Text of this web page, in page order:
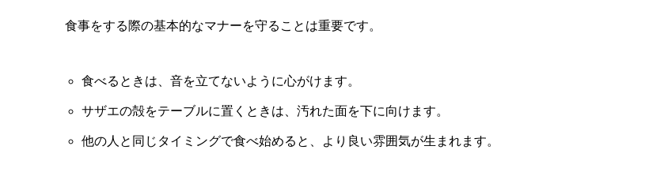
食事をする際の基本的なマナーを守ることは重要です。
食べるときは、音を立てないように心がけます。
サザエの殻をテーブルに置くときは、汚れた面を下に向けます。
他の人と同じタイミングで食べ始めると、より良い雰囲気が生まれます。